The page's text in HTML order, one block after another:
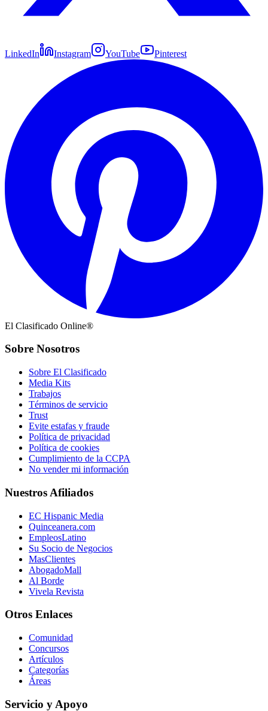
LinkedIn Instagram YouTube Pinterest
El Clasificado Online®
Sobre Nosotros
Sobre El Clasificado
Media Kits
Trabajos
Términos de servicio
Trust
Evite estafas y fraude
Política de privacidad
Política de cookies
Cumplimiento de la CCPA
No vender mi información
Nuestros Afiliados
EC Hispanic Media
Quinceanera.com
EmpleosLatino
Su Socio de Negocios
MasClientes
AbogadoMall
Al Borde
Vivela Revista
Otros Enlaces
Comunidad
Concursos
Artículos
Categorías
Áreas
Servicio y Apoyo